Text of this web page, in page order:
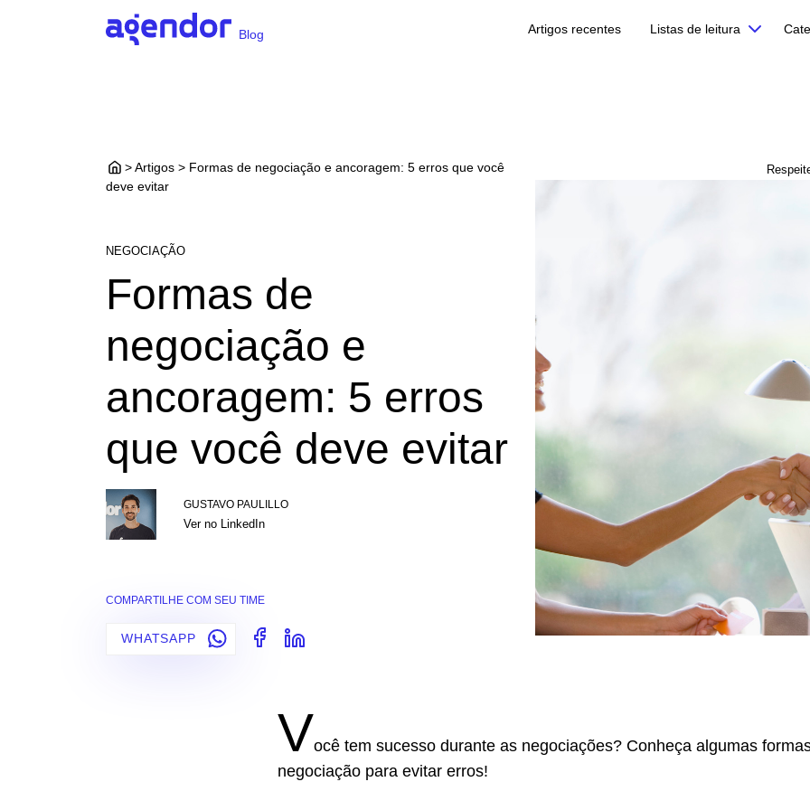
Blog Artigos recentes Listas de leitura
> Artigos > Formas de negociação e ancoragem: 5 erros que você
deve evitar
NEGOCIAÇÃO
Formas de
negociação e
ancoragem: 5 erros
que você deve evitar
GUSTAVO PAULILLO
Ver no LinkedIn
COMPARTILHE COM SEU TIME
WHATSAPP
Você tem sucesso durante as negociações? Conheça algumas
negociação para evitar erros!